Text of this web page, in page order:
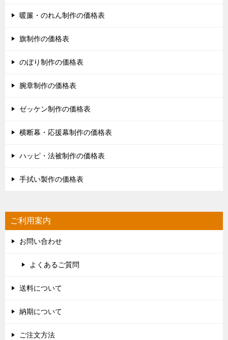
暖簾・のれん制作の価格表
旗制作の価格表
のぼり制作の価格表
腕章制作の価格表
ゼッケン制作の価格表
横断幕・応援幕制作の価格表
ハッピ・法被制作の価格表
手拭い製作の価格表
ご利用案内
お問い合わせ
よくあるご質問
送料について
納期について
ご注文方法